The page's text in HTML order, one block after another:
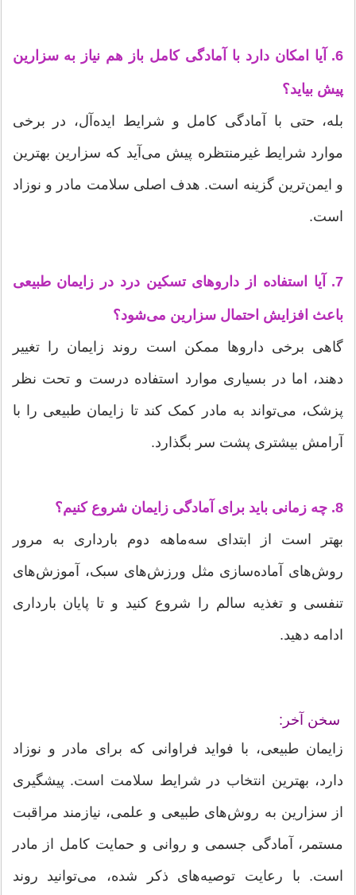
6. آیا امکان دارد با آمادگی کامل باز هم نیاز به سزارین
پیش بیاید؟
بله، حتی با آمادگی کامل و شرایط ایده‌آل، در برخی
موارد شرایط غیرمنتظره پیش می‌آید که سزارین بهترین
و ایمن‌ترین گزینه است. هدف اصلی سلامت مادر و نوزاد
است.
7. آیا استفاده از داروهای تسکین درد در زایمان طبیعی
باعث افزایش احتمال سزارین می‌شود؟
گاهی برخی داروها ممکن است روند زایمان را تغییر
دهند، اما در بسیاری موارد استفاده درست و تحت نظر
پزشک، می‌تواند به مادر کمک کند تا زایمان طبیعی را با
آرامش بیشتری پشت سر بگذارد.
8. چه زمانی باید برای آمادگی زایمان شروع کنیم؟
بهتر است از ابتدای سه‌ماهه دوم بارداری به مرور
روش‌های آماده‌سازی مثل ورزش‌های سبک، آموزش‌های
تنفسی و تغذیه سالم را شروع کنید و تا پایان بارداری
ادامه دهید.
سخن آخر:
زایمان طبیعی، با فواید فراوانی که برای مادر و نوزاد
دارد، بهترین انتخاب در شرایط سلامت است. پیشگیری
از سزارین به روش‌های طبیعی و علمی، نیازمند مراقبت
مستمر، آمادگی جسمی و روانی و حمایت کامل از مادر
است. با رعایت توصیه‌های ذکر شده، می‌توانید روند